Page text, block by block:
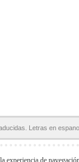
Letras en
Letras en
de